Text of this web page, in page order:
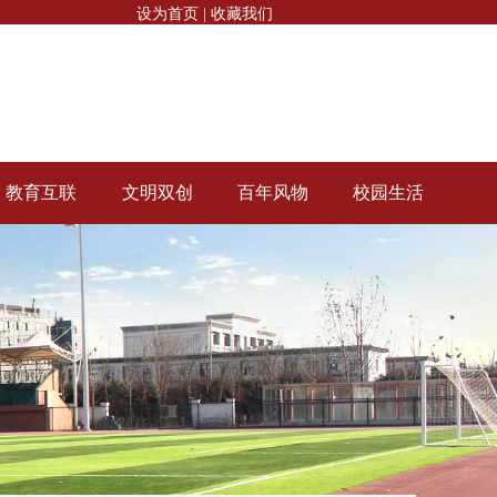
设为首页 |收藏我们
教育互联 文明双创 百年风物 校园生活